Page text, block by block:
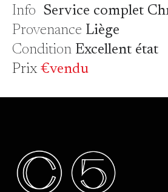
Info Service complet
Provenance Liège
Condition Excellent état
Prix€vendu